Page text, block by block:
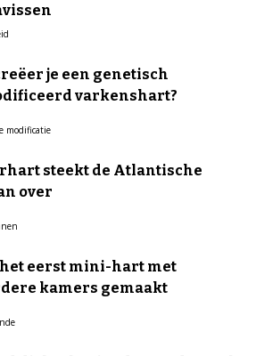
je een genetisch
varkenshart?
modificatie
steekt de Atlantische
over
eerst mini-hart met
kamers gemaakt